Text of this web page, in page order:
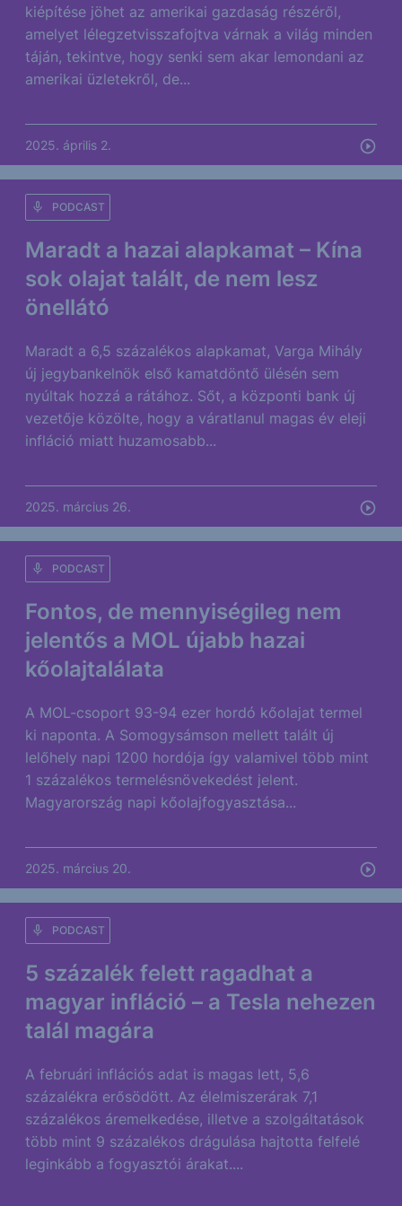
kiépítése jöhet az amerikai gazdaság részéről,
amelyet lélegzetvisszafojtva várnak a világ minden
táján, tekintve, hogy senki sem akar lemondani az
amerikai üzletekről, de...
2025. április 2.
Maradt a hazai alapkamat – Kína
sok olajat talált, de nem lesz
önellátó
PODCAST
Maradt a 6,5 százalékos alapkamat, Varga Mihály
új jegybankelnök első kamatdöntő ülésén sem
nyúltak hozzá a rátához. Sőt, a központi bank új
vezetője közölte, hogy a váratlanul magas év eleji
infláció miatt huzamosabb...
2025. március 26.
Fontos, de mennyiségileg nem
jelentős a MOL újabb hazai
kőolajtalálata
PODCAST
A MOL-csoport 93-94 ezer hordó kőolajat termel
ki naponta. A Somogysámson mellett talált új
lelőhely napi 1200 hordója így valamivel több mint
1 százalékos termelésnövekedést jelent.
Magyarország napi kőolajfogyasztása...
2025. március 20.
5 százalék felett ragadhat a
magyar infláció – a Tesla nehezen
talál magára
PODCAST
A februári inflációs adat is magas lett, 5,6
százalékra erősödött. Az élelmiszerárak 7,1
százalékos áremelkedése, illetve a szolgáltatások
több mint 9 százalékos drágulása hajtotta felfelé
leginkább a fogyasztói árakat....